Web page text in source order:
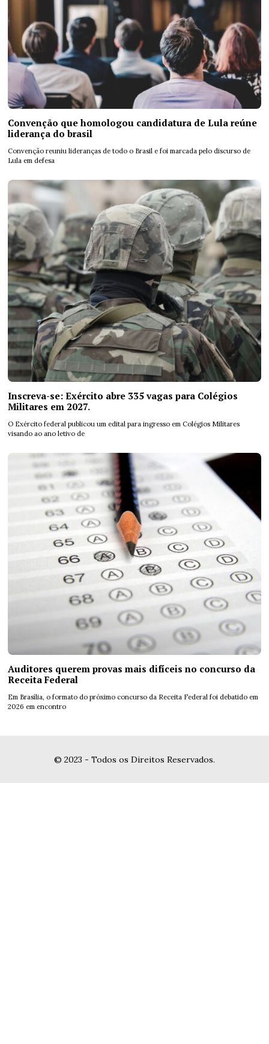
Convenção que homologou candidatura de Lula reúne
liderança do brasil
Convenção reuniu lideranças de todo o Brasil e foi marcada pelo discurso de
Lula em defesa
Inscreva-se: Exército abre 335 vagas para Colégios
Militares em 2027.
O Exército federal publicou um edital para ingresso em Colégios Militares
visando ao ano letivo de
Auditores querem provas mais difíceis no concurso da
Receita Federal
Em Brasília, o formato do próximo concurso da Receita Federal foi debatido em
2026 em encontro
© 2023 - Todos os Direitos Reservados.